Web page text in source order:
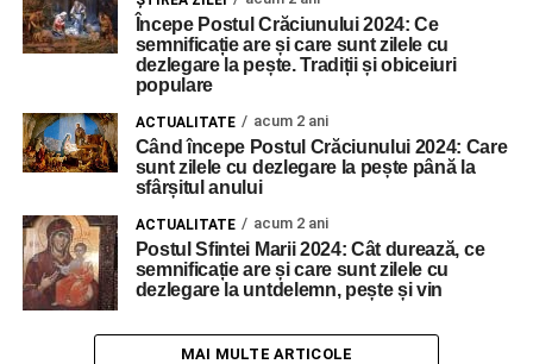
Începe Postul Crăciunului 2024: Ce
semnificație are și care sunt zilele cu
dezlegare la pește. Tradiții și obiceiuri
populare
ACTUALITATE acum 2 ani
Când începe Postul Crăciunului 2024: Care
sunt zilele cu dezlegare la pește până la
sfârșitul anului
ACTUALITATE acum 2 ani
Postul Sfintei Marii 2024: Cât durează, ce
semnificație are și care sunt zilele cu
dezlegare la untdelemn, pește și vin
MAI MULTE ARTICOLE